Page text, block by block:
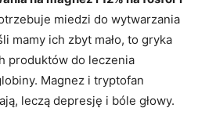
miedzi do wytwarzania
mamy ich zbyt mało, to gryka
produktów do leczenia
Magnez i tryptofan
leczą depresję i bóle głowy.